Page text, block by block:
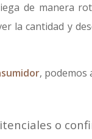
de manera
la cantidad y
, podemos
o